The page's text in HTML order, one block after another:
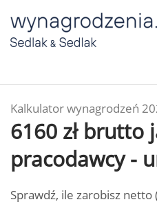
Kalkulator wynagrodzeń
6160 zł brutto
pracodawcy -
Sprawdź, ile zarobisz